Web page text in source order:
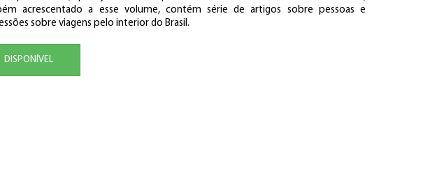
acrescentado a esse volume, contém série de artigos sobre pessoas e
sobre viagens pelo interior do Brasil.
DISPONÍVEL